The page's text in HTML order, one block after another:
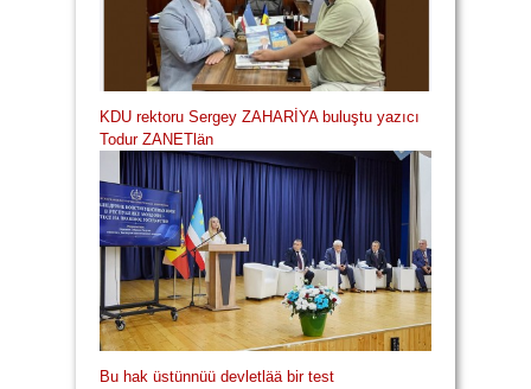
KDU rektoru Sergey ZAHARİYA buluştu yazıcı
Todur ZANETlän
Bu hak üstünnüü devletlää bir test